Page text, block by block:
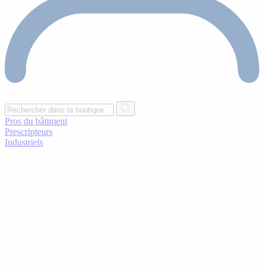
Pros du bâtiment
Prescripteurs
Industriels